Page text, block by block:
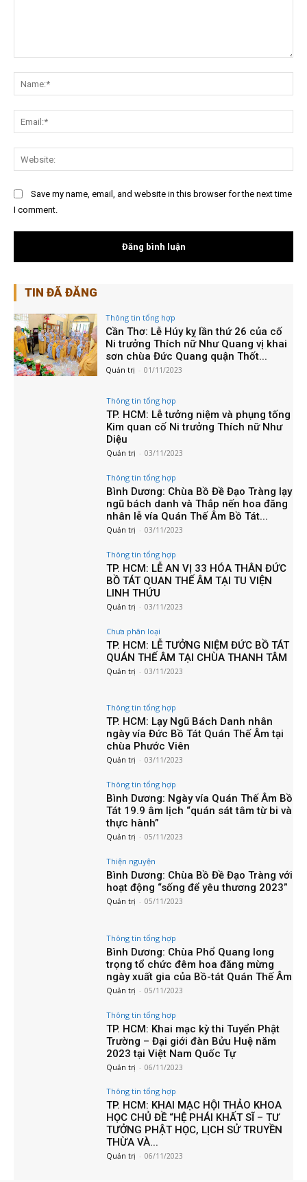
dung:
Save my name, email, and website in this browser for the next time
I comment.
TIN ĐÃ ĐĂNG
Thông tin tổng hợp
Cần Thơ: Lễ Húy kỵ lần thứ 26 của cố
Ni trưởng Thích nữ Như Quang vị khai
sơn chùa Đức Quang quận Thốt...
Quản trị - 01/11/2023
Thông tin tổng hợp
TP. HCM: Lễ tưởng niệm và phụng tống
Kim quan cố Ni trưởng Thích nữ Như
Diệu
Quản trị - 03/11/2023
Thông tin tổng hợp
Bình Dương: Chùa Bồ Đề Đạo Tràng lạy
ngũ bách danh và Thắp nến hoa đăng
nhân lễ vía Quán Thế Âm Bồ Tát...
Quản trị - 03/11/2023
Thông tin tổng hợp
TP. HCM: LỄ AN VỊ 33 HÓA THÂN ĐỨC
BỒ TÁT QUAN THẾ ÂM TẠI TU VIỆN
LINH THỨU
Quản trị - 03/11/2023
Chưa phân loại
TP. HCM: LỄ TƯỞNG NIỆM ĐỨC BỒ TÁT
QUÁN THẾ ÂM TẠI CHÙA THANH TÂM
Quản trị - 03/11/2023
Thông tin tổng hợp
TP. HCM: Lạy Ngũ Bách Danh nhân
ngày vía Đức Bồ Tát Quán Thế Âm tại
chùa Phước Viên
Quản trị - 03/11/2023
Thông tin tổng hợp
Bình Dương: Ngày vía Quán Thế Âm Bồ
Tát 19.9 âm lịch “quán sát tâm từ bi và
thực hành”
Quản trị - 05/11/2023
Thiện nguyện
Bình Dương: Chùa Bồ Đề Đạo Tràng với
hoạt động “sống để yêu thương 2023”
Quản trị - 05/11/2023
Thông tin tổng hợp
Bình Dương: Chùa Phổ Quang long
trọng tổ chức đêm hoa đăng mừng
ngày xuất gia của Bồ-tát Quán Thế Âm
Quản trị - 05/11/2023
Thông tin tổng hợp
TP. HCM: Khai mạc kỳ thi Tuyển Phật
Trường – Đại giới đàn Bửu Huệ năm
2023 tại Việt Nam Quốc Tự
Quản trị - 06/11/2023
Thông tin tổng hợp
TP. HCM: KHAI MẠC HỘI THẢO KHOA
HỌC CHỦ ĐỀ “HỆ PHÁI KHẤT SĨ – TƯ
TƯỞNG PHẬT HỌC, LỊCH SỬ TRUYỀN
THỪA VÀ...
Quản trị - 06/11/2023